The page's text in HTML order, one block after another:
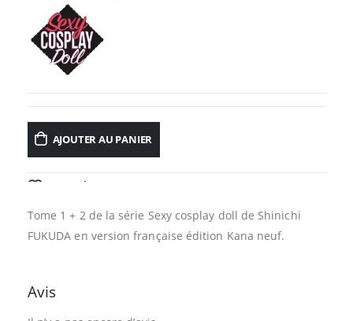
AJOUTER AU PANIER
Tome 1 + 2 de la série Sexy cosplay doll de Shinichi
FUKUDA en version française édition Kana neuf.
Avis